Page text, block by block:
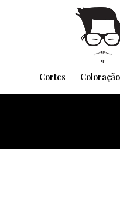
Cortes Coloração